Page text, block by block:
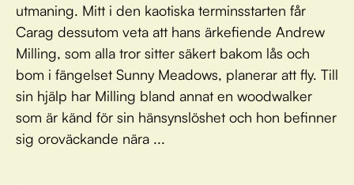
utmaning. Mitt i den kaotiska terminsstarten får
Carag dessutom veta att hans ärkefiende Andrew
Milling, som alla tror sitter säkert bakom lås och
bom i fängelset Sunny Meadows, planerar att fly. Till
sin hjälp har Milling bland annat en woodwalker
som är känd för sin hänsynslöshet och hon befinner
sig oroväckande nära ...